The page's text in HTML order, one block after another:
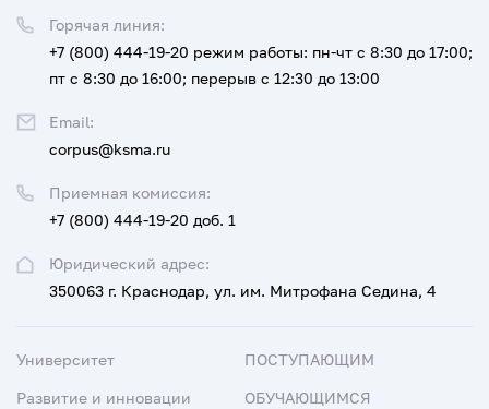
Юридический адрес:
350063 г. Краснодар, ул. им. Митрофана Седина, 4
Приемная комиссия:
+7 (800) 444-19-20 доб. 1
Горячая линия:
+7 (800) 444-19-20 режим работы: пн-чт с 8:30 до 17:00;
пт с 8:30 до 16:00; перерыв с 12:30 до 13:00
Email:
corpus@ksma.ru
Университет
Развитие и инновации
ПОСТУПАЮЩИМ
ОБУЧАЮЩИМСЯ